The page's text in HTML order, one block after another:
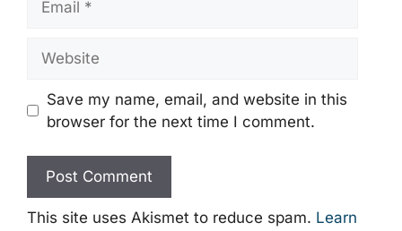
Save my name, email, and website in this
browser for the next time I comment.
This site uses Akismet to reduce spam. Learn